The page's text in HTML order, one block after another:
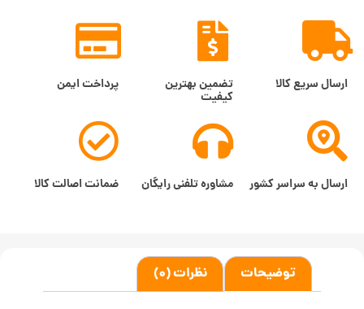
ارسال سریع کالا تضمین بهترین
کیفیت
پرداخت ایمن
ارسال به سراسر کشور مشاوره تلفنی رایگان ضمانت اصالت کالا
توضیحات نظرات (0)